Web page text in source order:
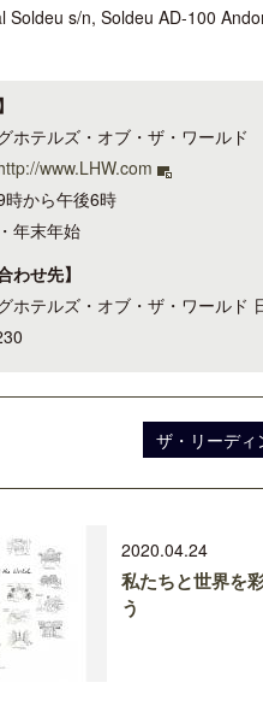
Soldeu s/n, Soldeu AD-100
ホテルズ・オブ・ザ・ワールド
www.LHW.com
から午後6時
年末年始
わせ先】
ホテルズ・オブ・ザ・ワールド
ザ・リーデ
2020.04.24
私たちと世界を
う